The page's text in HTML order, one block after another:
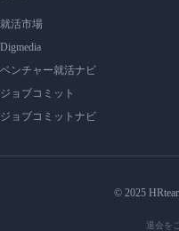
就活市場
Digmedia
ベンチャー就活ナビ
ジョブコミット
ジョブコミットナビ
© 2025
退会を